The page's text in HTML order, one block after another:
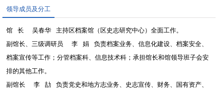
领导成员及分工
馆 长 吴春华 主持区档案馆（区史志研究中心）全面工作。
副馆长、三级调研员 李 娟 负责档案业务、信息化建设、档案安全、
档案宣传等工作；分管档案科、信息技术科；承担馆长和馆领导班子会安
排的其他工作。
副馆长 李 劼 负责党史和地方志业务、史志宣传、财务、国有资产、